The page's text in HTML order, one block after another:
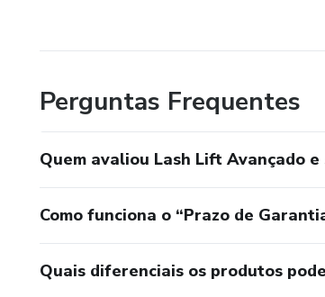
Perguntas Frequentes
Quem avaliou Lash Lift Avançado e
Como funciona o “Prazo de
Quais diferenciais os produtos